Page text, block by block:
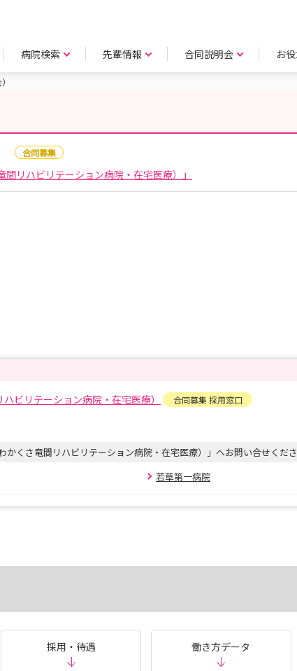
病院検索 先輩情報 合同説明会 お
合同募集
リハビリテーション病院・在宅医療）」
ビリテーション病院・在宅医療） 合同募集 採用窓口
くさ竜間リハビリテーション病院・在宅医療）」へお問い合せくださ
若草第一病院
採用・待遇 働き方データ